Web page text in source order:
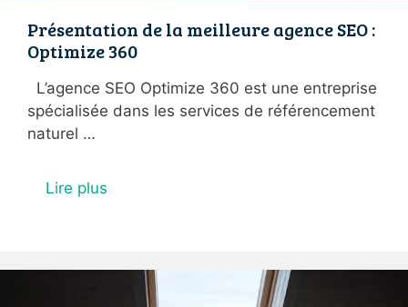
Présentation de la meilleure agence SEO :
Optimize 360
L’agence SEO Optimize 360 est une entreprise
spécialisée dans les services de référencement
naturel …
Lire plus